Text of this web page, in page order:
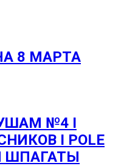
8 МАРТА
№4 I
I POLE
ШПАГАТЫ